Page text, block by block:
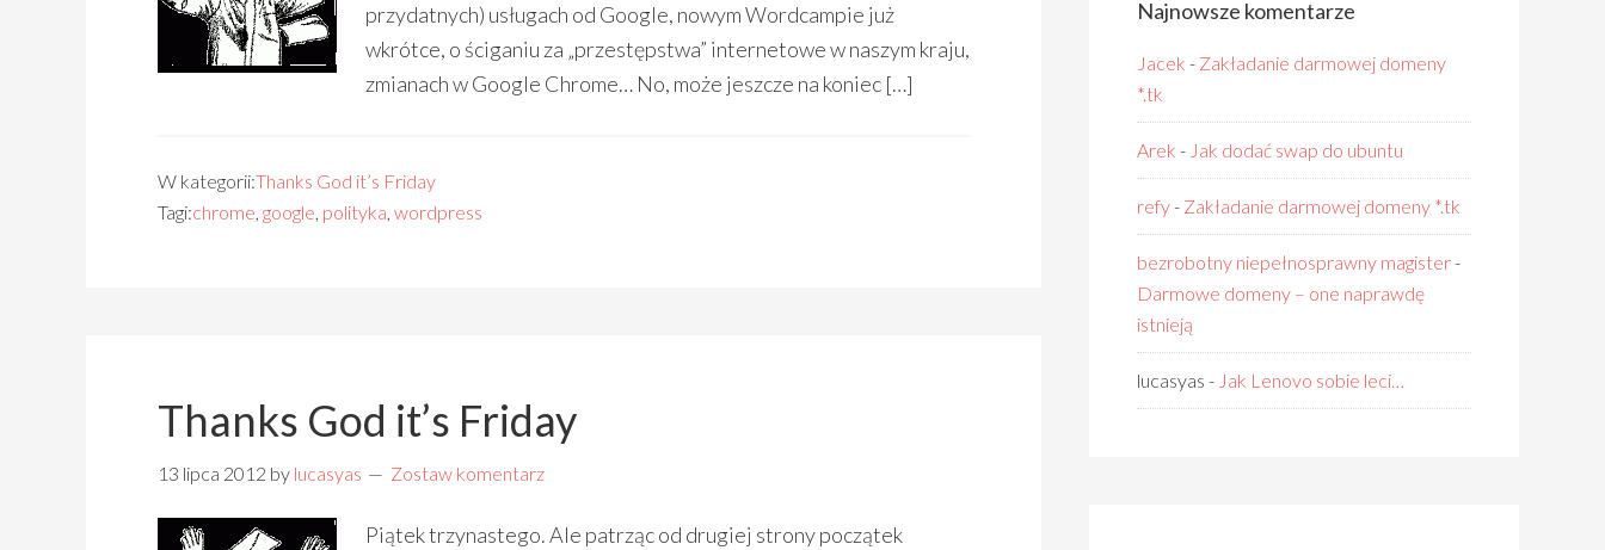
przydatnych) usługach od Google, nowym Wordcampie już
wkrótce, o ściganiu za „przestępstwa” internetowe w naszym kraju,
zmianach w Google Chrome… No, może jeszcze na koniec […]
W kategorii:Thanks God it’s Friday
Tagi:chrome, google, polityka, wordpress
Thanks God it’s Friday
13 lipca 2012 by lucasyas Zostaw komentarz
Piątek trzynastego. Ale patrząc od drugiej strony początek
Najnowsze komentarze
Jacek - Zakładanie darmowej domeny
*.tk
Arek - Jak dodać swap do ubuntu
refy- Zakładanie darmowej domeny *.tk
bezrobotny niepełnosprawny magister-
Darmowe domeny – one naprawdę
istnieją
lucasyas - Jak Lenovo sobie leci…